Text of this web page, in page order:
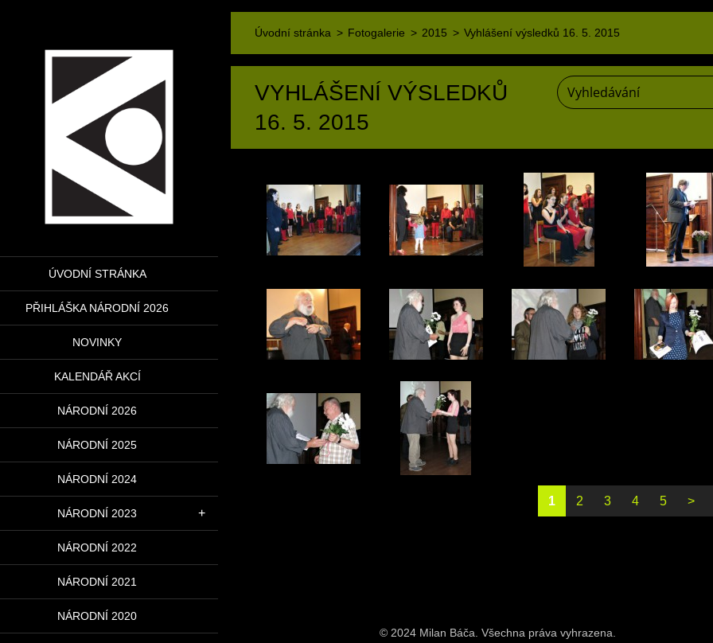
ÚVODNÍ STRÁNKA
PŘIHLÁŠKA NÁRODNÍ 2026
NOVINKY
KALENDÁŘ AKCÍ
NÁRODNÍ 2026
NÁRODNÍ 2025
NÁRODNÍ 2024
NÁRODNÍ 2023
NÁRODNÍ 2022
NÁRODNÍ 2021
NÁRODNÍ 2020
Úvodní stránka > Fotogalerie > 2015 > Vyhlášení výsledků 16. 5. 2015
VYHLÁŠENÍ VÝSLEDKŮ
16. 5. 2015
1 2 3 4 5 >
© 2024 Milan Báča. Všechna práva vyhrazena.